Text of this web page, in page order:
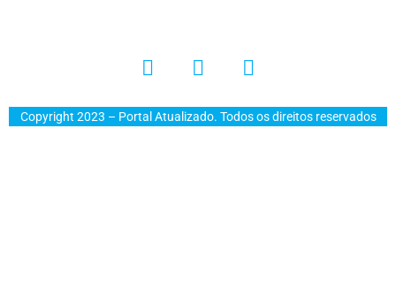
Copyright 2023 – Portal Atualizado. Todos os direitos reservados